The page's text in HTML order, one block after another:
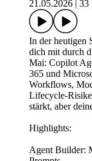
21.05.2026
33
In der heutigen
dich mit durch
Mai: Copilot
365 und
Workflows,
stärkt, aber
Highlights:
Agent Builder: